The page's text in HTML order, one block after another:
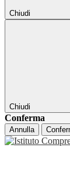
Chiudi
Chiudi
Conferma
Annulla